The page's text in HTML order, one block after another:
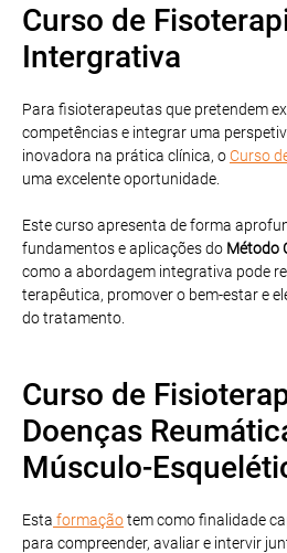
Curso de
Intergrativa
Para fisioterapeutas que pretendem
competências e integrar uma
inovadora na prática clínica, o Curso
uma excelente oportunidade.
Este curso apresenta de forma
fundamentos e aplicações do Método
como a abordagem integrativa pode
terapêutica, promover o bem-estar e
do tratamento.
Curso de
Doenças
Músculo-
Esta formaçãotem como finalidade
para compreender, avaliar e intervir